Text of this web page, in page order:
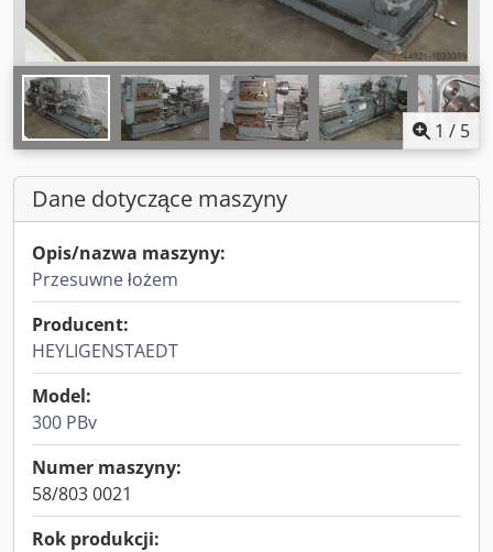
1 / 5
Dane dotyczące maszyny
Opis/nazwa maszyny:
Przesuwne łożem
Producent:
HEYLIGENSTAEDT
Model:
300 PBv
Numer maszyny:
58/803 0021
Rok produkcji: